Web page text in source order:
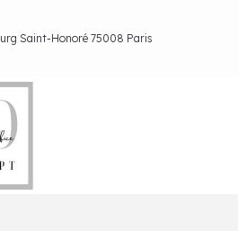
Saint-Honoré 75008 Paris